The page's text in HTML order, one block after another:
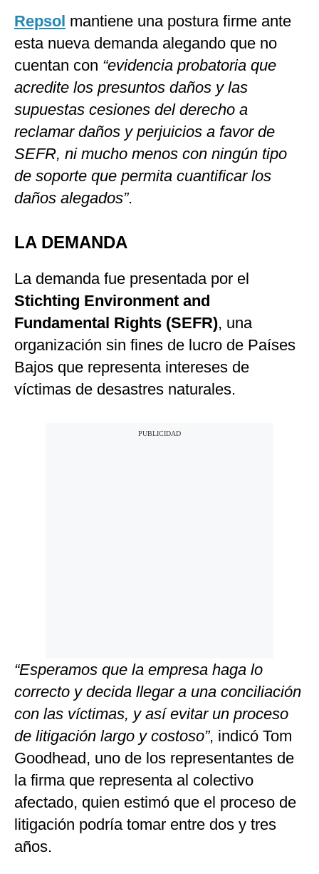
Repsol mantiene una postura firme ante
esta nueva demanda alegando que no
cuentan con “evidencia probatoria que
acredite los presuntos daños y las
supuestas cesiones del derecho a
reclamar daños y perjuicios a favor de
SEFR, ni mucho menos con ningún tipo
de soporte que permita cuantificar los
daños alegados”.
LA DEMANDA
La demanda fue presentada por el
Stichting Environment and
Fundamental Rights (SEFR), una
organización sin fines de lucro de Países
Bajos que representa intereses de
víctimas de desastres naturales.
“Esperamos que la empresa haga lo
correcto y decida llegar a una conciliación
con las víctimas, y así evitar un proceso
de litigación largo y costoso”, indicó Tom
Goodhead, uno de los representantes de
la firma que representa al colectivo
afectado, quien estimó que el proceso de
litigación podría tomar entre dos y tres
años.